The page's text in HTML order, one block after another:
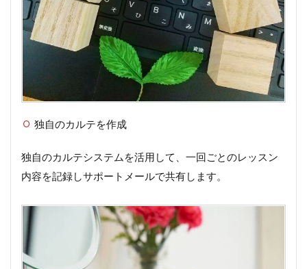
独自のカルテを作成
独自のカルテシステムを活用して、一回ごとのレッスン
内容を記録しサポートメールで共有します。